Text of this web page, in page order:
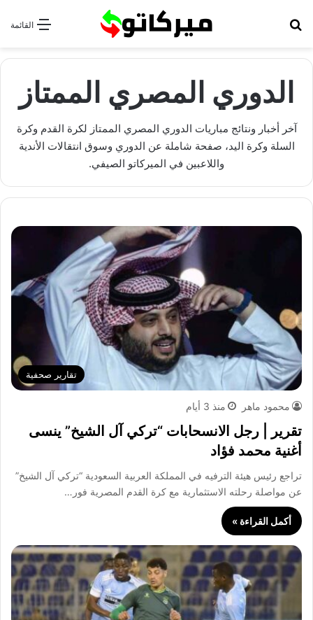
القائمة
الدوري المصري الممتاز
آخر أخبار ونتائج مباريات الدوري المصري الممتاز لكرة القدم وكرة
السلة وكرة اليد، صفحة شاملة عن الدوري وسوق انتقالات الأندية
واللاعبين في الميركاتو الصيفي.
تقارير صحفية
محمود ماهر منذ 3 أيام
تقرير | رجل الانسحابات “تركي آل الشيخ” ينسى
أغنية محمد فؤاد
تراجع رئيس هيئة الترفيه في المملكة العربية السعودية “تركي آل الشيخ”
عن مواصلة رحلته الاستثمارية مع كرة القدم المصرية فور…
أكمل القراءة »